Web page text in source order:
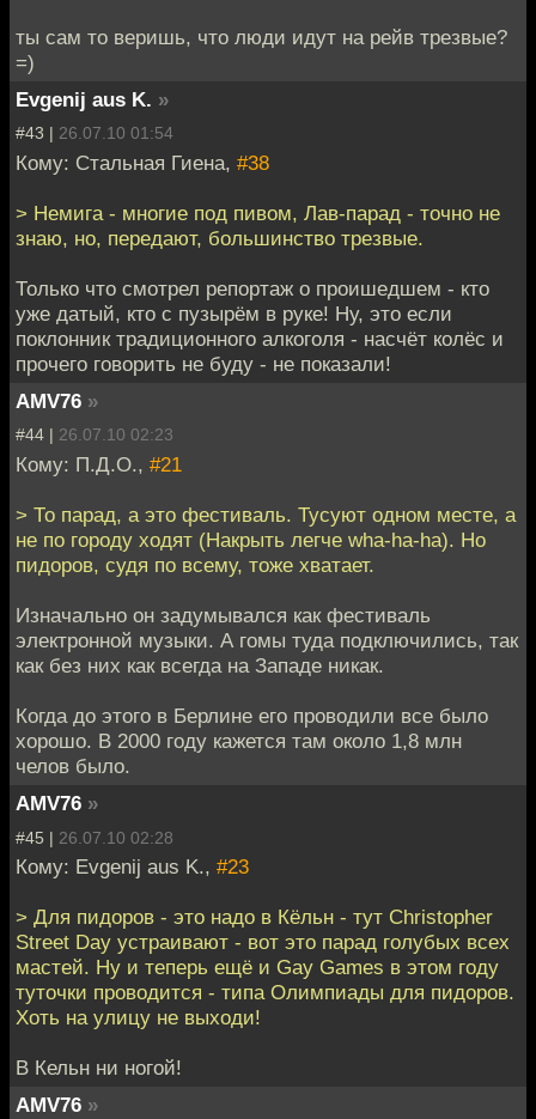
ты сам то веришь, что люди идут на рейв трезвые?
=)
Evgenij aus K. »
#43 | 26.07.10 01:54
Кому: Стальная Гиена, #38
> Немига - многие под пивом, Лав-парад - точно не
знаю, но, передают, большинство трезвые.
Только что смотрел репортаж о проишедшем - кто
уже датый, кто с пузырём в руке! Ну, это если
поклонник традиционного алкоголя - насчёт колёс и
прочего говорить не буду - не показали!
AMV76 »
#44 | 26.07.10 02:23
Кому: П.Д.О., #21
> То парад, а это фестиваль. Тусуют одном месте, а
не по городу ходят (Накрыть легче wha-ha-ha). Но
пидоров, судя по всему, тоже хватает.
Изначально он задумывался как фестиваль
электронной музыки. А гомы туда подключились, так
как без них как всегда на Западе никак.
Когда до этого в Берлине его проводили все было
хорошо. В 2000 году кажется там около 1,8 млн
челов было.
AMV76 »
#45 | 26.07.10 02:28
Кому: Evgenij aus K., #23
> Для пидоров - это надо в Кёльн - тут Christopher
Street Day устраивают - вот это парад голубых всех
мастей. Ну и теперь ещё и Gay Games в этом году
туточки проводится - типа Олимпиады для пидоров.
Хоть на улицу не выходи!
В Кельн ни ногой!
AMV76 »